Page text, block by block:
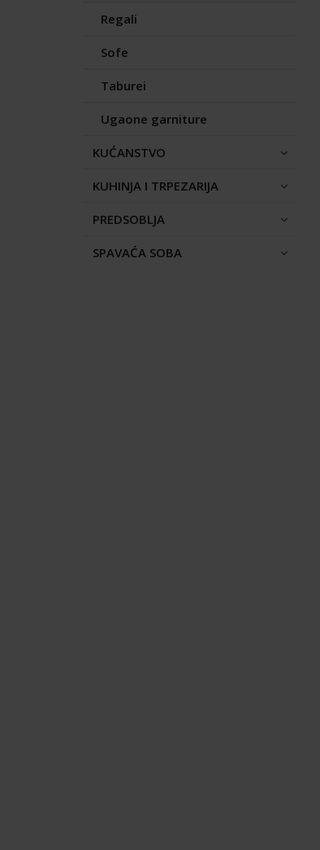
Regali
Sofe
Taburei
Ugaone garniture
KUĆANSTVO
KUHINJA I TRPEZARIJA
PREDSOBLJA
SPAVAĆA SOBA